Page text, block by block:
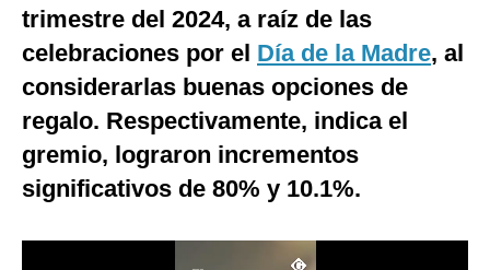
Internacional
Tecnología
Club del Suscriptor
Mix
G de Gestión
trimestre del 2024, a raíz de las
celebraciones por el Día de la Madre, al
considerarlas buenas opciones de
regalo. Respectivamente, indica el
gremio, lograron incrementos
significativos de 80% y 10.1%.